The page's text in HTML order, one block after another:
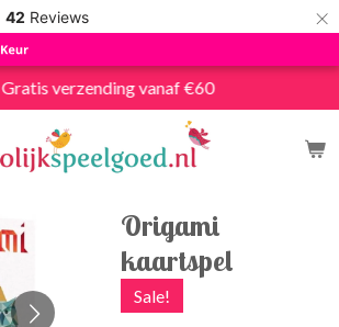
42 Reviews ×
Gratis verzending vanaf €60
Origami
kaartspel
Sale!